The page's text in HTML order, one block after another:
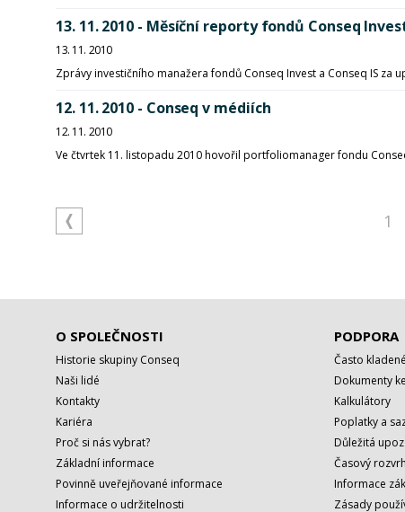
13. 11. 2010 - Měsíční reporty fondů Conseq
13. 11. 2010
Zprávy investičního manažera fondů Conseq Invest a Conseq IS za
12. 11. 2010 - Conseq v médiích
12. 11. 2010
Ve čtvrtek 11. listopadu 2010 hovořil portfoliomanager fondu
1
O SPOLEČNOSTI
Historie skupiny Conseq
Naši lidé
Kontakty
Kariéra
Proč si nás vybrat?
Základní informace
Povinně uveřejňované informace
Informace o udržitelnosti
PODPORA
Často
Dokumenty
Kalkulátory
Poplatky a
Důležitá
Časový
Informace
Zásady